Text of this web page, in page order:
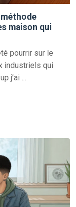
maison qui
pourrir sur le
industriels qui
j’ai ...